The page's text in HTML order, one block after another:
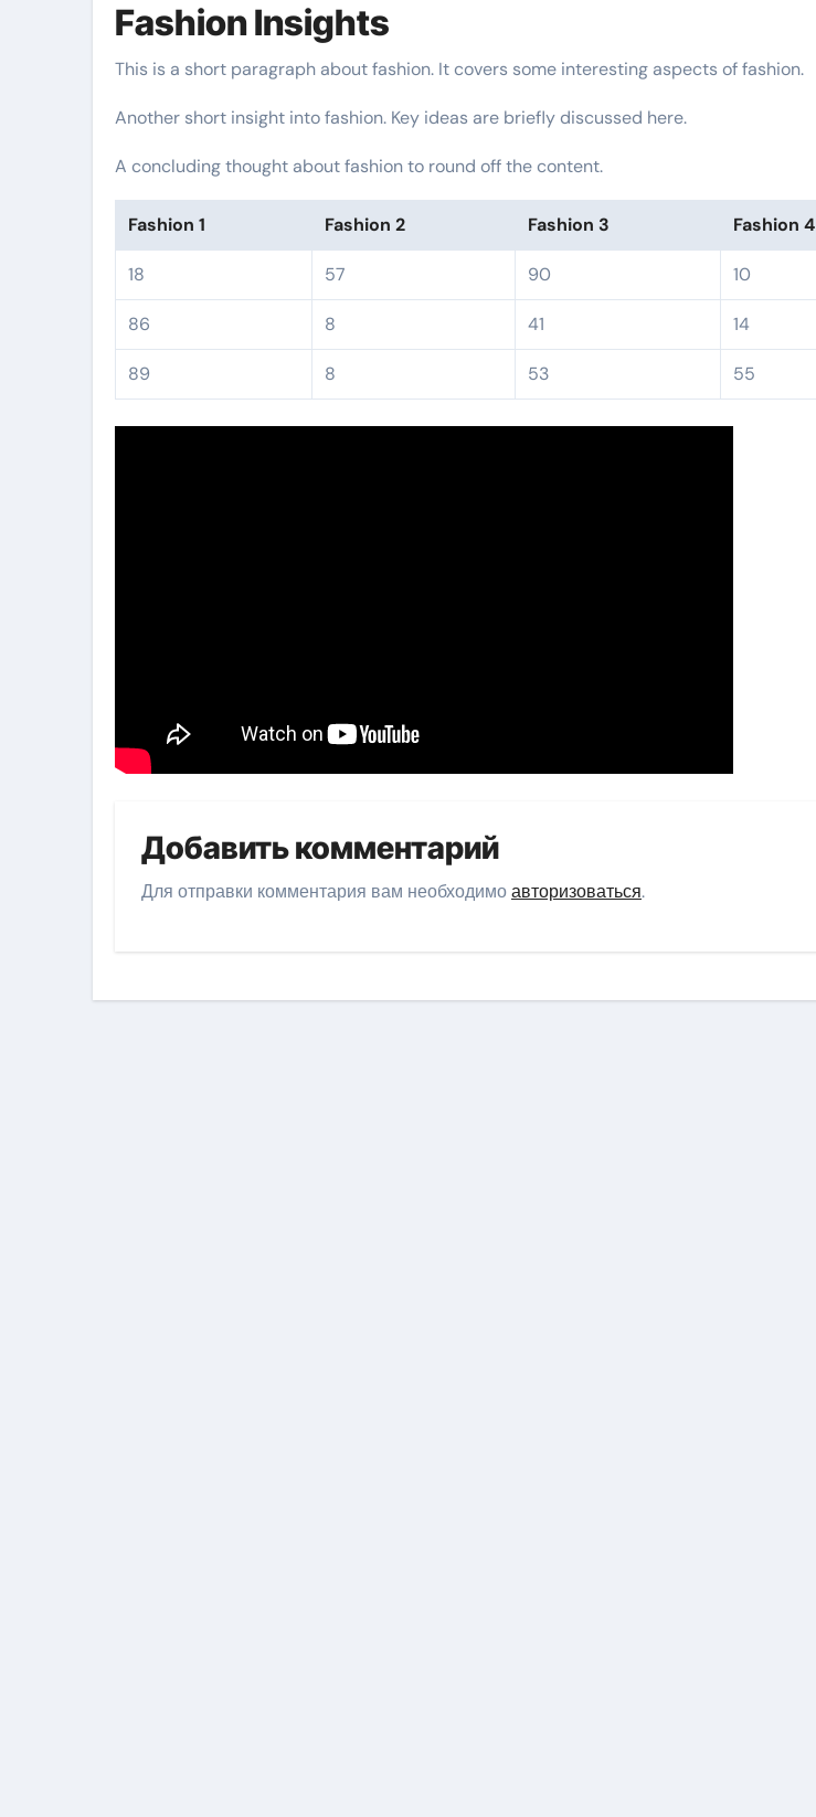
Fashion Insights
This is a short paragraph about fashion. It covers some interesting aspects of fashion.
Another short insight into fashion. Key ideas are briefly discussed here.
A concluding thought about fashion to round off the content.
Fashion 1 Fashion 2 Fashion 3 Fashion 4
18 57 90 10
86 8 41 14
89 8 53 55
Добавить комментарий
Для отправки комментария вам необходимоавторизоваться.